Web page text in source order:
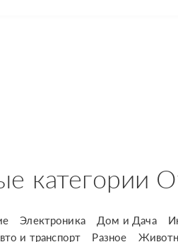
категории
Электроника Дом и Дача
и транспорт Разное